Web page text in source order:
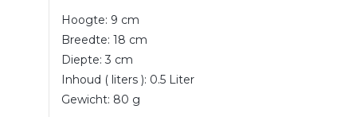
Hoogte: 9 cm
Breedte: 18 cm
Diepte: 3 cm
Inhoud ( liters ): 0.5 Liter
Gewicht: 80 g